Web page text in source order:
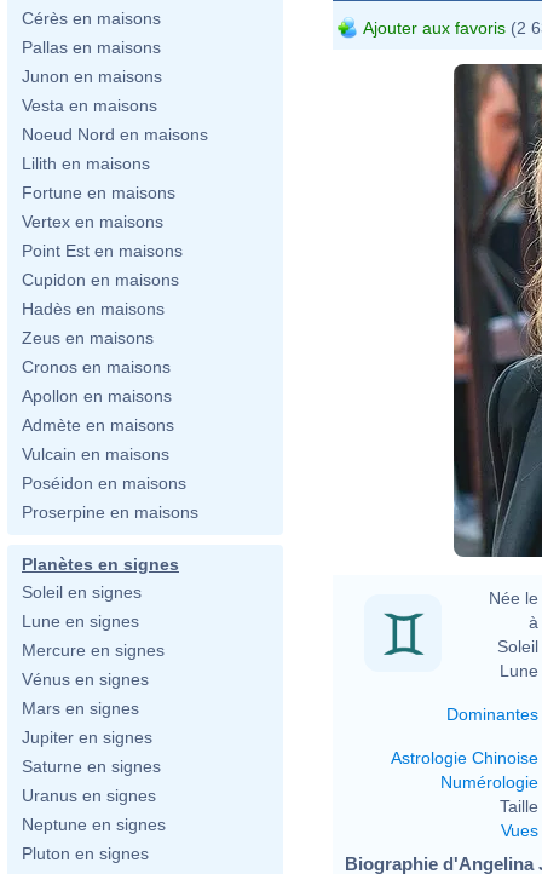
Cérès en maisons
Pallas en maisons
Junon en maisons
Vesta en maisons
Noeud Nord en maisons
Lilith en maisons
Fortune en maisons
Vertex en maisons
Point Est en maisons
Cupidon en maisons
Hadès en maisons
Zeus en maisons
Cronos en maisons
Apollon en maisons
Admète en maisons
Vulcain en maisons
Poséidon en maisons
Proserpine en maisons
Planètes en signes
Soleil en signes
Lune en signes
Mercure en signes
Vénus en signes
Mars en signes
Jupiter en signes
Saturne en signes
Uranus en signes
Neptune en signes
Pluton en signes
Ajouter aux favoris (2
Née le
à
Soleil
Lune
Dominantes
Astrologie Chinoise
Numérologie
Taille
Vues
Biographie d'Angelina